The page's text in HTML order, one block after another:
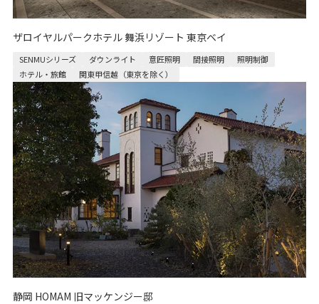
ザロイヤルパークホテル 舞浜リゾート 東京ベイ
SENMUシリーズ ダウンライト 意匠照明 間接照明
照明制御
ホテル・旅館
関東甲信越（東京を除く）
静岡 HOMAM 旧マッケンジー邸